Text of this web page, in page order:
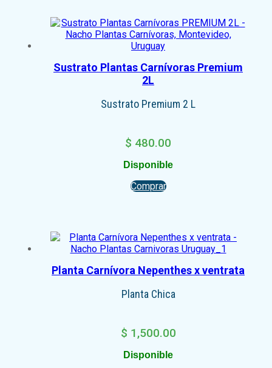
Sustrato Plantas Carnívoras Premium
2L
Sustrato Premium 2 L
$ 480.00
Disponible
Comprar
Planta Carnívora Nepenthes x ventrata
Planta Chica
$ 1,500.00
Disponible